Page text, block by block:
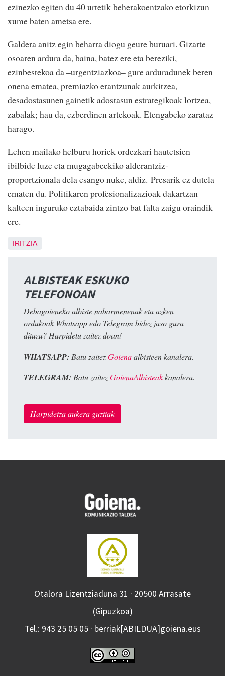
ezinezko egiten du 40 urtetik beherakoentzako etorkizun
xume baten ametsa ere.
Galdera anitz egin beharra diogu geure buruari. Gizarte
osoaren ardura da, baina, batez ere eta bereziki,
ezinbestekoa da –urgentziazkoa– gure arduradunek beren
onena ematea, premiazko erantzunak aurkitzea,
desadostasunen gainetik adostasun estrategikoak lortzea,
zabalak; hau da, ezberdinen artekoak. Etengabeko zarataz
harago.
Lehen mailako helburu horiek ordezkari hautetsien
ibilbide luze eta mugagabeekiko alderantziz-
proportzionala dela esango nuke, aldiz. Presarik ez dutela
ematen du. Politikaren profesionalizazioak dakartzan
kalteen inguruko eztabaida zintzo bat falta zaigu oraindik
ere.
IRITZIA
ALBISTEAK ESKUKO
TELEFONOAN
Debagoieneko albiste nabarmenenak eta azken
ordukoak Whatsapp edo Telegram bidez jaso gura
dituzu? Harpidetu zaitez doan!
WHATSAPP: Batu zaitezGoienaalbisteen kanalera.
TELEGRAM: Batu zaitezGoienaAlbisteakkanalera.
Harpidetza aukera guztiak
Otalora Lizentziaduna 31 · 20500 Arrasate
(Gipuzkoa)
Tel.: 943 25 05 05 · berriak[ABILDUA]goiena.eus